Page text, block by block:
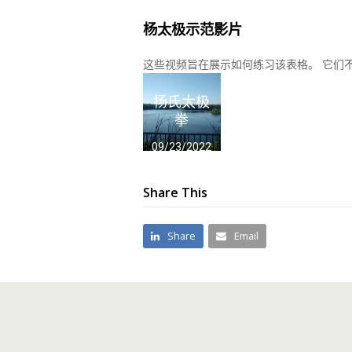
杨太极示范影片
这些视频旨在展示如何练习该表格。 它们
杨氏太极
拳
09/23/2022
Share This
Share Email